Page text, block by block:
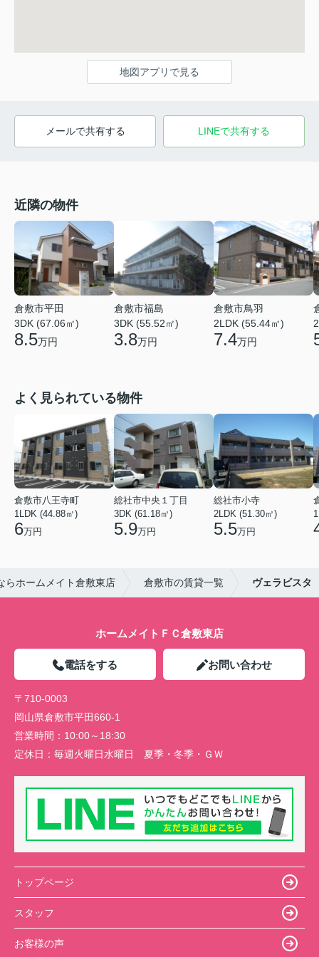
地図アプリで見る
メールで共有する LINEで共有する
近隣の物件
倉敷市平田
3DK (67.06㎡)
8.5万円
倉敷市福島
3DK (55.52㎡)
3.8万円
倉敷市鳥羽
2LDK (55.44㎡)
7.4万円
よく見られている物件
倉敷市八王寺町
1LDK (44.88㎡)
6万円
総社市中央１丁目
3DK (61.18㎡)
5.9万円
総社市小寺
2LDK (51.30㎡)
5.5万円
らホームメイト倉敷東店 倉敷市の賃貸一覧 ヴェラビスタ
ホームメイトＦＣ倉敷東店
電話をする お問い合わせ
〒710-0003
岡山県倉敷市平田660-1
営業時間： 10:00～18:30
定休日： 毎週火曜日水曜日 夏季・冬季・ＧＷ
トップページ
スタッフ
お客様の声